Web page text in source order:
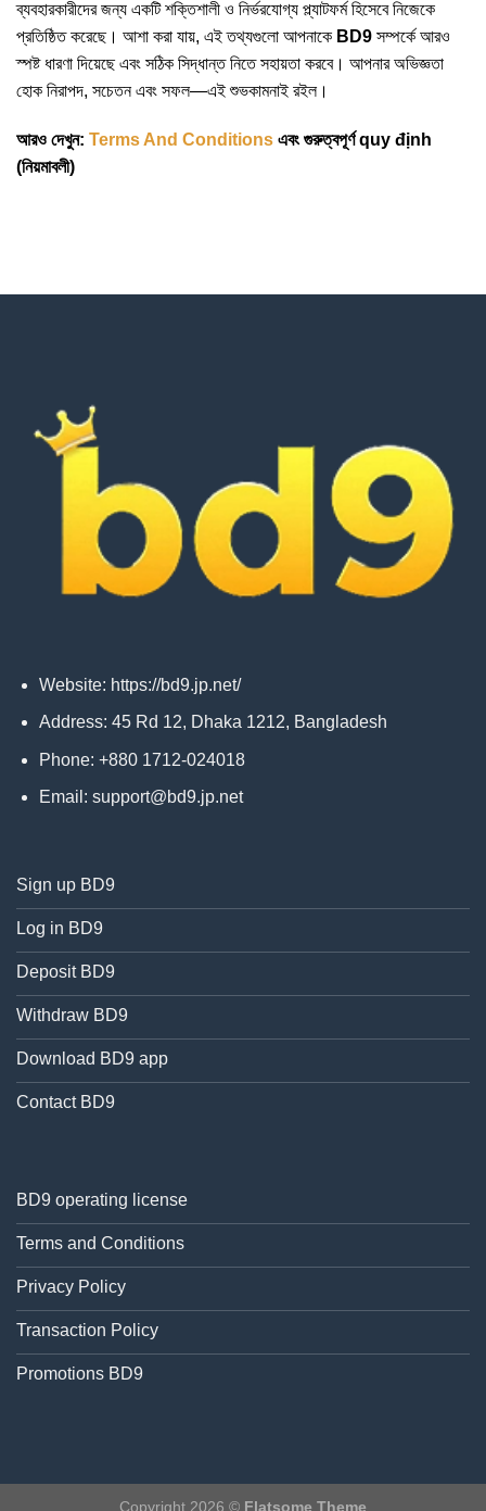
ব্যবহারকারীদের জন্য একটি শক্তিশালী ও নির্ভরযোগ্য প্ল্যাটফর্ম হিসেবে নিজেকে
প্রতিষ্ঠিত করেছে। আশা করা যায়, এই তথ্যগুলো আপনাকে BD9 সম্পর্কে আরও
স্পষ্ট ধারণা দিয়েছে এবং সঠিক সিদ্ধান্ত নিতে সহায়তা করবে। আপনার অভিজ্ঞতা
হোক নিরাপদ, সচেতন এবং সফল—এই শুভকামনাই রইল।
আরও দেখুন: Terms And Conditions এবং গুরুত্বপূর্ণ quy định
(নিয়মাবলী)
Website: https://bd9.jp.net/
Address: 45 Rd 12, Dhaka 1212, Bangladesh
Phone: +880 1712-024018
Email: support@bd9.jp.net
Sign up BD9
Log in BD9
Deposit BD9
Withdraw BD9
Download BD9 app
Contact BD9
BD9 operating license
Terms and Conditions
Privacy Policy
Transaction Policy
Promotions BD9
Copyright 2026 © Flatsome Theme